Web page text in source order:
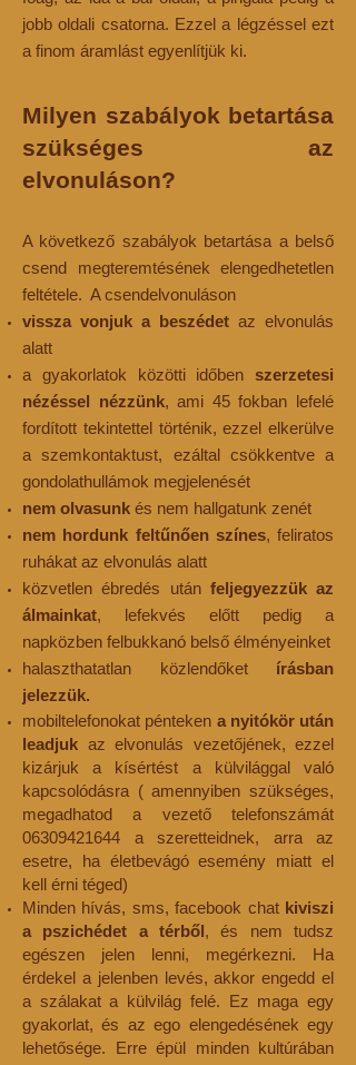
jobb oldali csatorna. Ezzel a légzéssel ezt
a finom áramlást egyenlítjük ki.
Milyen szabályok betartása
szükséges az
elvonuláson?
A következő szabályok betartása a belső
csend megteremtésének elengedhetetlen
feltétele. A csendelvonuláson
vissza vonjuk a beszédet az elvonulás
alatt
a gyakorlatok közötti időben szerzetesi
nézéssel nézzünk, ami 45 fokban lefelé
fordított tekintettel történik, ezzel elkerülve
a szemkontaktust, ezáltal csökkentve a
gondolathullámok megjelenését
nem olvasunk és nem hallgatunk zenét
nem hordunk feltűnően színes, feliratos
ruhákat az elvonulás alatt
közvetlen ébredés után feljegyezzük az
álmainkat, lefekvés előtt pedig a
napközben felbukkanó belső élményeinket
halaszthatatlan közlendőket írásban
jelezzük.
mobiltelefonokat pénteken a nyitókör után
leadjuk az elvonulás vezetőjének, ezzel
kizárjuk a kísértést a külvilággal való
kapcsolódásra ( amennyiben szükséges,
megadhatod a vezető telefonszámát
06309421644 a szeretteidnek, arra az
esetre, ha életbevágó esemény miatt el
kell érni téged)
Minden hívás, sms, facebook chat kiviszi
a pszichédet a térből, és nem tudsz
egészen jelen lenni, megérkezni. Ha
érdekel a jelenben levés, akkor engedd el
a szálakat a külvilág felé. Ez maga egy
gyakorlat, és az ego elengedésének egy
lehetősége. Erre épül minden kultúrában